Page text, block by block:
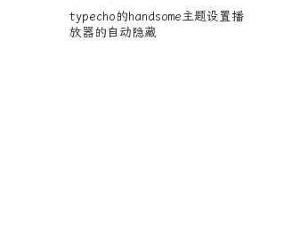
typecho的handsome主题设置播
放器的自动隐藏